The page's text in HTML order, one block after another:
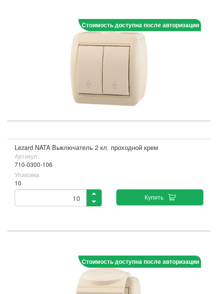
Стоимость доступна после авторизации
Lezard NATA Выключатель 2 кл. проходной крем
Артикул :
710-0300-106
Упаковка
10
Купить
Стоимость доступна после авторизации